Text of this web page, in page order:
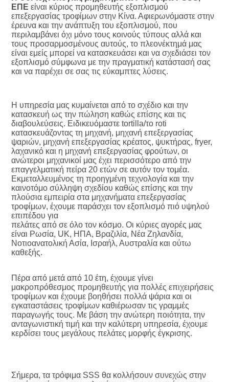
ΕΠΕ είναι κύριος προμηθευτής εξοπλισμού
επεξεργασίας τροφίμων στην Κίνα. Αφιερωνόμαστε στην
έρευνα και την ανάπτυξη του εξοπλισμού, που
περιλαμβάνει όχι μόνο τους κοινούς τύπους αλλά και
τους προσαρμοσμένους αυτούς, το πλεονέκτημά μας
είναι εμείς μπορεί να κατασκευάσει και να σχεδιάσει τον
εξοπλισμό σύμφωνα με την πραγματική κατάστασή σας
και να παρέχει σε σας τις εύκαμπτες λύσεις.
Η υπηρεσία μας κυμαίνεται από το σχέδιο και την
κατασκευή ως την πώληση καθώς επίσης και τις
διαβουλεύσεις. Ειδικευόμαστε tortilla/το roti
κατασκευάζοντας τη μηχανή, μηχανή επεξεργασίας
ψαριών, μηχανή επεξεργασίας κρέατος, ψυκτήρας, fryer,
λαχανικό και η μηχανή επεξεργασίας φρούτων, οι
ανώτεροι μηχανικοί μας έχει περισσότερο από την
επαγγελματική πείρα 20 ετών σε αυτόν τον τομέα.
Εκμεταλλευμένος τη προηγμένη τεχνολογία και την
καινοτόμο σύλληψη σχεδίου καθώς επίσης και την
πλούσια εμπειρία στα μηχανήματα επεξεργασίας
τροφίμων, έχουμε παράσχει τον εξοπλισμό πιό υψηλού
επιπέδου για
πελάτες από σε όλο τον κόσμο. Οι κύριες αγορές μας
είναι Ρωσία, UK, ΗΠΑ, Βραζιλία, Νέα Ζηλανδία,
Νοτιοανατολική Ασία, Ισραήλ, Αυστραλία και ούτω
καθεξής.
Πέρα από μετά από 10 έτη, έχουμε γίνει
μακροπρόθεσμος προμηθευτής για πολλές επιχειρήσεις
τροφίμων και έχουμε βοηθήσει πολλά ψάρια και οι
εγκαταστάσεις τροφίμων καθιέρωσαν τις γραμμές
παραγωγής τους. Με βάση την ανώτερη ποιότητα, την
ανταγωνιστική τιμή και την καλύτερη υπηρεσία, έχουμε
κερδίσει τους μεγάλους πελάτες μορφής έγκρισης.
Σήμερα, τα τρόφιμα SSS θα κολλήσουν συνεχώς στην